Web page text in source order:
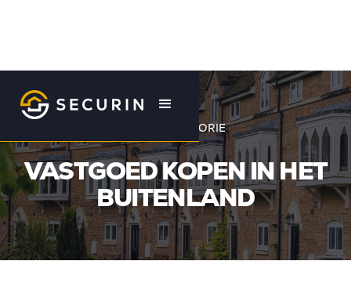
BLOG CATEGORIE
VASTGOED KOPEN IN HET
BUITENLAND